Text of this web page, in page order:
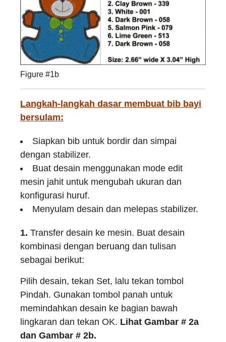
Figure #1b
Langkah-langkah dasar membuat bib bayi
bersulam:
Siapkan bib untuk bordir dan simpai
dengan stabilizer.
Buat desain menggunakan mode edit
mesin jahit untuk mengubah ukuran dan
konfigurasi huruf.
Menyulam desain dan melepas stabilizer.
1. Transfer desain ke mesin. Buat desain
kombinasi dengan beruang dan tulisan
sebagai berikut:
Pilih desain, tekan Set, lalu tekan tombol
Pindah. Gunakan tombol panah untuk
memindahkan desain ke bagian bawah
lingkaran dan tekan OK. Lihat Gambar # 2a
dan Gambar # 2b.